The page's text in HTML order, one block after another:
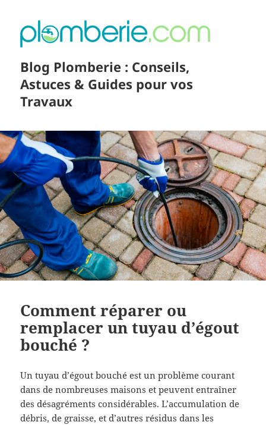
Blog Plomberie : Conseils,
Astuces & Guides pour vos
Travaux
Comment réparer ou
remplacer un tuyau d’égout
bouché ?
Un tuyau d’égout bouché est un problème courant
dans de nombreuses maisons et peuvent entraîner
des désagréments considérables. L’accumulation de
débris, de graisse, et d’autres résidus dans les